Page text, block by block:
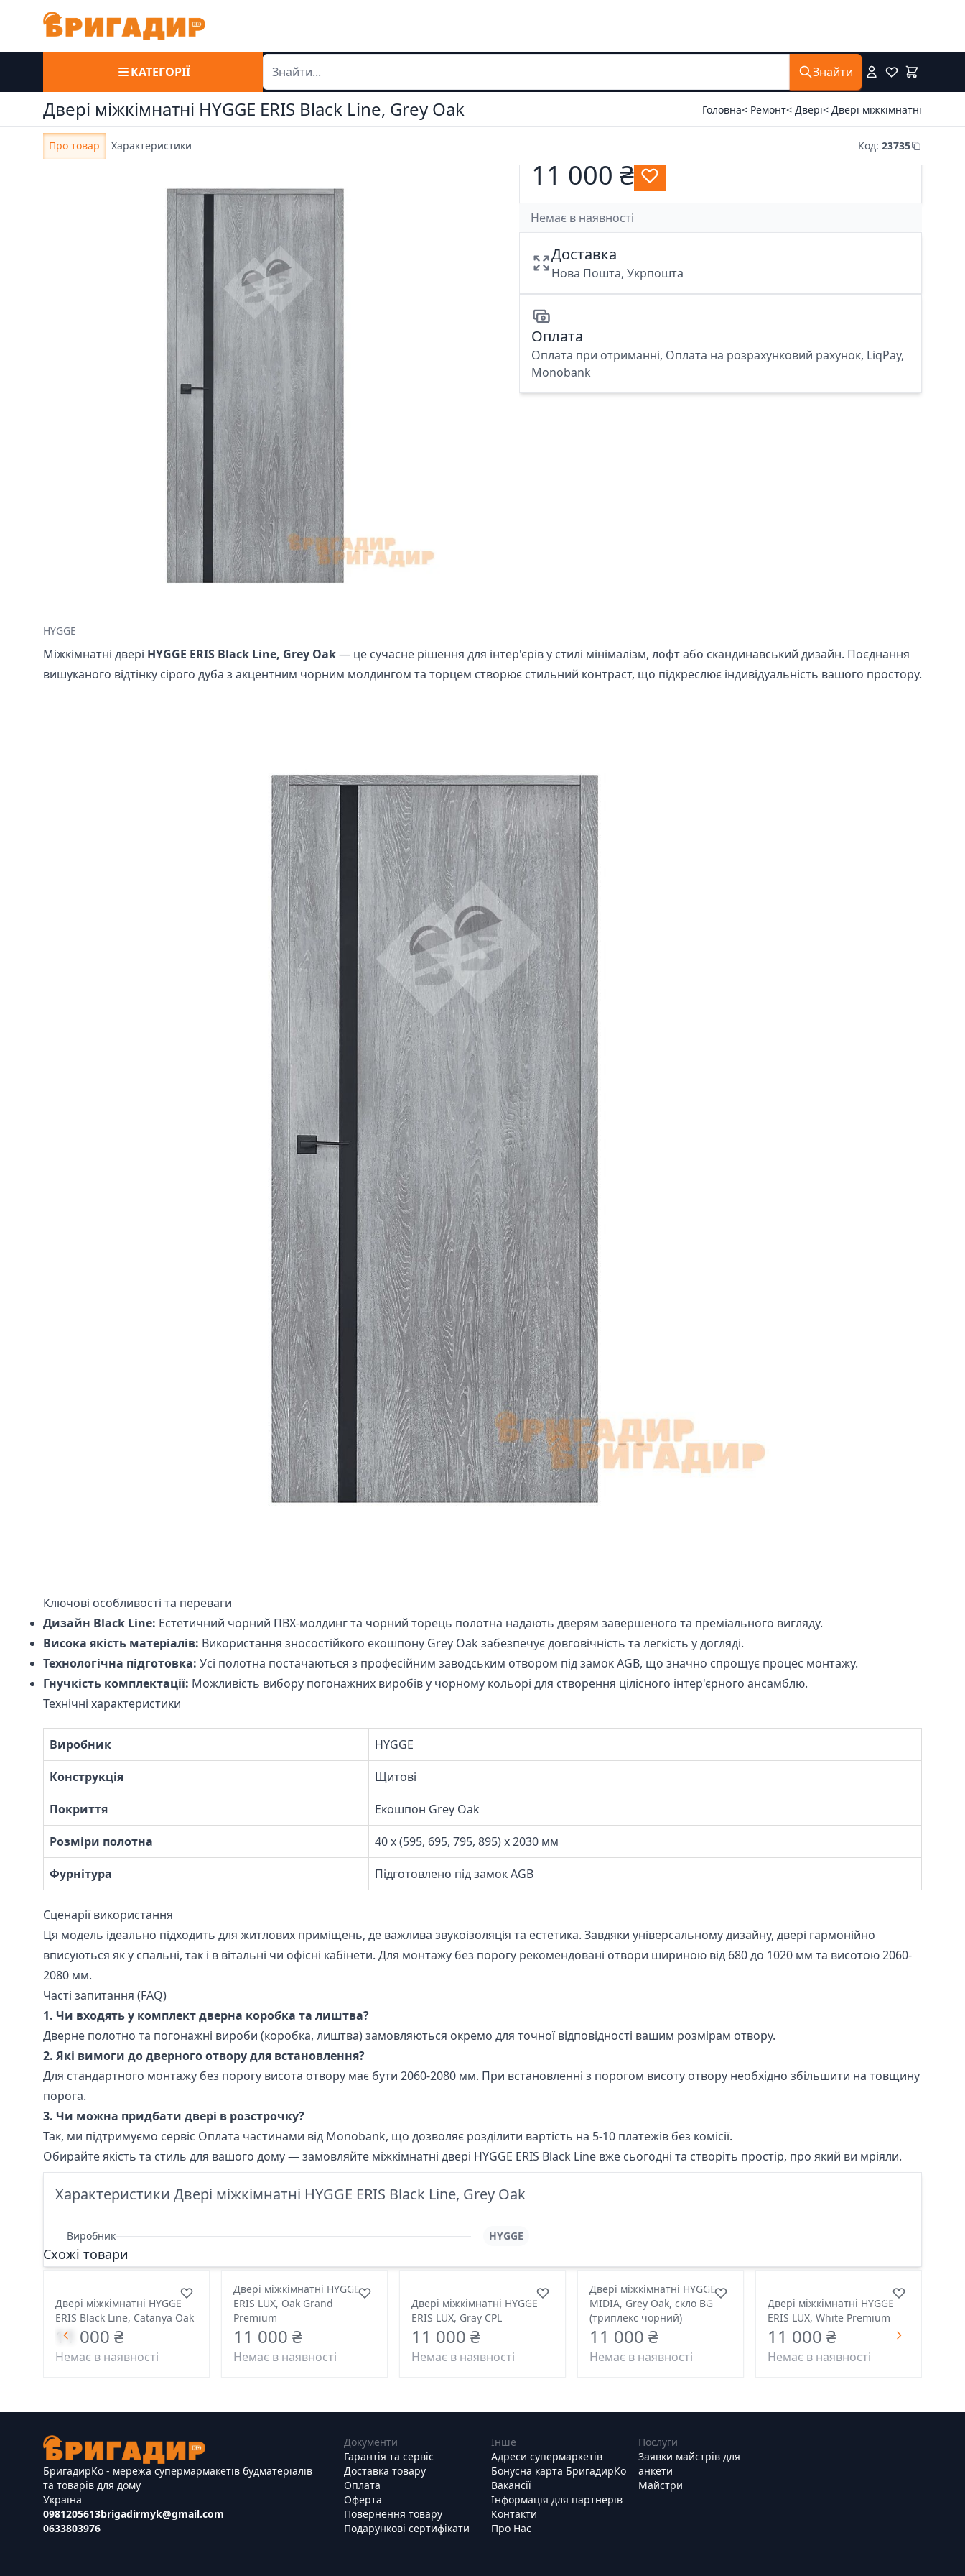
КАТЕГОРІЇ Знайти
Двері міжкімнатні HYGGE ERIS Black Line, Grey Oak Головна< Ремонт< Двері< Двері міжкімнатні
Про товар Характеристики Код: 23735
HYGGE
11 000 ₴
Немає в наявності
Доставка
Нова Пошта, Укрпошта
Оплата
Оплата при отриманні, Оплата на розрахунковий рахунок, LiqPay,
Monobank
Міжкімнатні двері HYGGE ERIS Black Line, Grey Oak— це сучасне рішення для інтер'єрів у стилі мінімалізм, лофт або скандинавський дизайн. Поєднання
вишуканого відтінку сірого дуба з акцентним чорним молдингом та торцем створює стильний контраст, що підкреслює індивідуальність вашого простору.
Ключові особливості та переваги
Дизайн Black Line: Естетичний чорний ПВХ-молдинг та чорний торець полотна надають дверям завершеного та преміального вигляду.
Висока якість матеріалів: Використання зносостійкого екошпону Grey Oak забезпечує довговічність та легкість у догляді.
Технологічна підготовка: Усі полотна постачаються з професійним заводським отвором під замок AGB, що значно спрощує процес монтажу.
Гнучкість комплектації: Можливість вибору погонажних виробів у чорному кольорі для створення цілісного інтер'єрного ансамблю.
Технічні характеристики
Виробник HYGGE
Конструкція Щитові
Покриття Екошпон Grey Oak
Розміри полотна 40 х (595, 695, 795, 895) х 2030 мм
Фурнітура Підготовлено під замок AGB
Сценарії використання
Ця модель ідеально підходить для житлових приміщень, де важлива звукоізоляція та естетика. Завдяки універсальному дизайну, двері гармонійно
вписуються як у спальні, так і в вітальні чи офісні кабінети. Для монтажу без порогу рекомендовані отвори шириною від 680 до 1020 мм та висотою 2060-
2080 мм.
Часті запитання (FAQ)
1. Чи входять у комплект дверна коробка та лиштва?
Дверне полотно та погонажні вироби (коробка, лиштва) замовляються окремо для точної відповідності вашим розмірам отвору.
2. Які вимоги до дверного отвору для встановлення?
Для стандартного монтажу без порогу висота отвору має бути 2060-2080 мм. При встановленні з порогом висоту отвору необхідно збільшити на товщину
порога.
3. Чи можна придбати двері в розстрочку?
Так, ми підтримуємо сервіс Оплата частинами від Monobank, що дозволяє розділити вартість на 5-10 платежів без комісії.
Обирайте якість та стиль для вашого дому — замовляйте міжкімнатні двері HYGGE ERIS Black Line вже сьогодні та створіть простір, про який ви мріяли.
Характеристики Двері міжкімнатні HYGGE ERIS Black Line, Grey Oak
Виробник HYGGE
Схожі товари
Двері міжкімнатні HYGGE
ERIS Black Line, Catanya Oak
11 000 ₴
Немає в наявності
Двері міжкімнатні HYGGE
ERIS LUX, Oak Grand
Premium
11 000 ₴
Немає в наявності
Двері міжкімнатні HYGGE
ERIS LUX, Gray CPL
11 000 ₴
Немає в наявності
Двері міжкімнатні HYGGE
MIDIA, Grey Oak, скло BG
(триплекс чорний)
11 000 ₴
Немає в наявності
Двері міжкімнатні HYGGE
ERIS LUX, White Premium
11 000 ₴
Немає в наявності
БригадирКо - мережа супермармакетів будматеріалів
та товарів для дому
Україна
0981205613
0633803976
brigadirmyk@gmail.com
Документи
Гарантія та сервіс
Доставка товару
Оплата
Оферта
Повернення товару
Подарункові сертифікати
Інше
Адреси супермаркетів
Бонусна карта БригадирКо
Вакансії
Інформація для партнерів
Контакти
Про Нас
Послуги
Заявки майстрів для
анкети
Майстри